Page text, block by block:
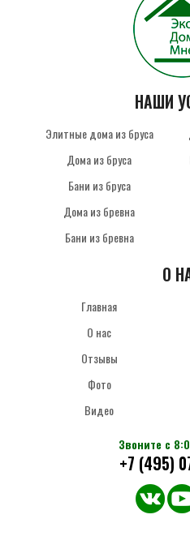
НАШИ
Элитные дома из бруса
Дома из бруса
Бани из бруса
Дома из бревна
Бани из бревна
О
Главная
О нас
Отзывы
Фото
Видео
Звоните с
+7 (495)